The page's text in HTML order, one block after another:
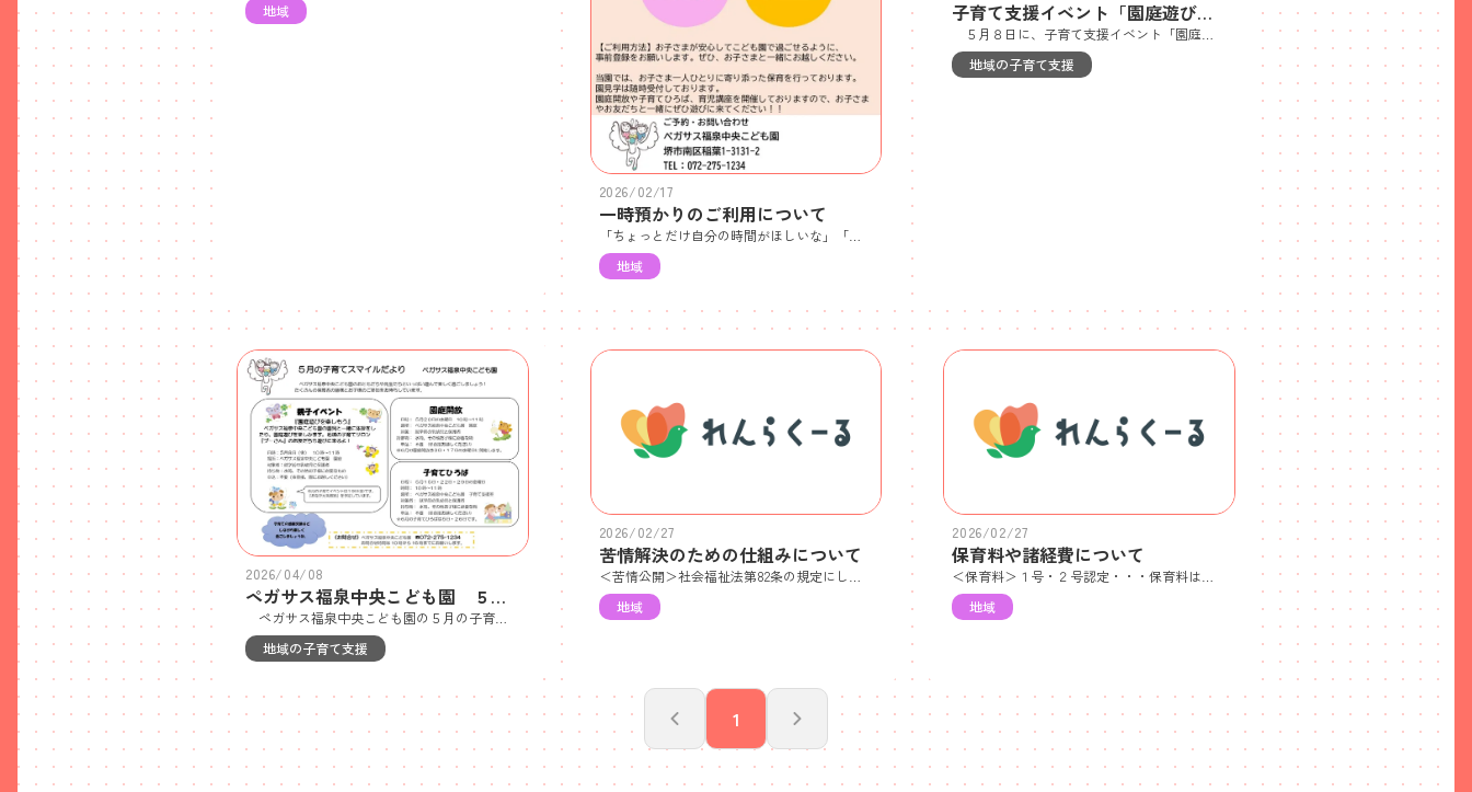
地域
2026/02/17
一時預かりのご利用について
「ちょっとだけ自分の時間がほしいな」「用事の間、安心して預けられたら…」そんなときにご利用いただけるのが、一時預かりです。お仕事や用事のときはもちろん、育児のリフレッシュや気分転換にも、どうぞお気軽にご利用ください。はじめての方も安心してご利用いただけるよう、ご利用前の園見学もいつでも受け付けています。「どんな雰囲気かな？」「うちの子でも大丈夫かな？」そんな小さなご質問も大歓迎です。まずはお気軽にお問い合わせください。TEL：072-275-1234※ご利用には事前登録が必要です。詳しくは園までご連絡ください。
地域
子育て支援イベント「園庭遊びを楽しもう」が開催されました！
５月８日に、子育て支援イベント「園庭遊びを楽しもう」が開催されました。地域子育てサロン『プーさん』のお友だちがペガサス福泉中央こども園に遊びに来てくれ、０・１・２歳児クラスの園児と交流を深めました。砂遊びでは、園児が地域のお友だちに「どうぞ～！」とスコップを持ってきてくれ、すぐに打ち解けて、一緒に遊ぶ姿が見られました。大型遊具もお母さんと一緒に楽しみました。グラグラ揺れる吊り橋も一歩一歩慎重に渡り、上り終えた時には、満面の笑みを見せてくれました！滑り台は、思いのほかスピードが出ましたが、面白かったようで何度も挑戦していましたよ。 最後は、みんなで『どうぶつ体操』をしました。初めて、体操する子も先生やお友だちの様子を見てリズムに合わせ、足を曲げたり、手を大きく開いてみたり、自分なりに表現して楽しんでいましたよ！ 次回の子育て支援イベントは、６月１９日「おなか元気教室」です！ぜひ、遊びに来てくださいね！
地域の子育て支援
2026/04/08
ペガサス福泉中央こども園 ５月の子育て支援・イベントのご案内
ペガサス福泉中央こども園の５月の子育て支援のご案内です。ご家族、ご友人にもご紹介ください。子育て相談などは随時受け付けております。お気軽にご連絡ください。 ペガサス福泉中央こども園 TEL072-275-1234
地域の子育て支援
2026/02/27
苦情解決のための仕組みについて
地域
2026/02/27
保育料や諸経費について
地域
1